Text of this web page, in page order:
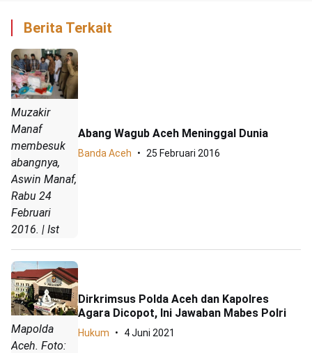
Berita Terkait
Muzakir
Manaf
membesuk
abangnya,
Aswin Manaf,
Rabu 24
Februari
2016. | Ist
Abang Wagub Aceh Meninggal Dunia
Banda Aceh 25 Februari 2016
Mapolda
Aceh. Foto:
Dirkrimsus Polda Aceh dan Kapolres
Agara Dicopot, Ini Jawaban Mabes Polri
Hukum 4 Juni 2021